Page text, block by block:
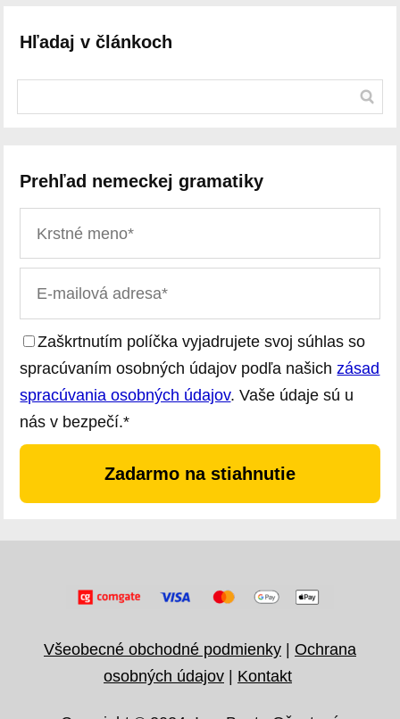
Hľadaj v článkoch
Prehľad nemeckej gramatiky
Zaškrtnutím políčka vyjadrujete svoj súhlas so
spracúvaním osobných údajov podľa našichzásad
spracúvania osobných údajov. Vaše údaje sú u
nás v bezpečí.*
Zadarmo na stiahnutie
Všeobecné obchodné podmienky
Ochrana
osobných údajov
Kontakt